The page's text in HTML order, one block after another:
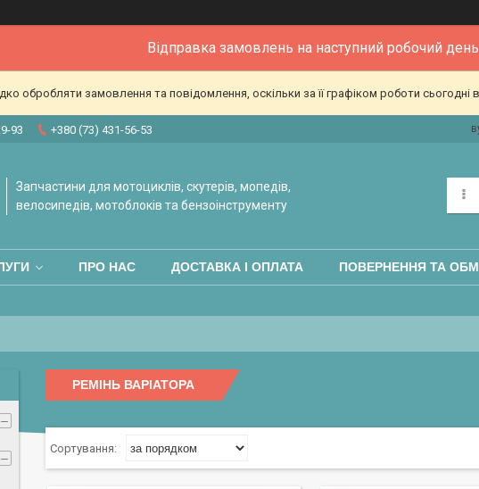
Відправка замовлень на наступний робочий день
обробляти замовлення та повідомлення, оскільки за її графіком роботи
93 +380 (73) 431-56-53
Запчастини для мотоциклів, скутерів, мопедів,
велосипедів, мотоблоків та бензоінструменту
ПРО НАС ДОСТАВКА І ОПЛАТА ПОВЕРНЕННЯ ТА
РЕМІНЬ ВАРІАТОРА